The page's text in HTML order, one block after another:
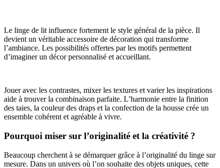
Le linge de lit influence fortement le style général de la pièce. Il
devient un véritable accessoire de décoration qui transforme
l’ambiance. Les possibilités offertes par les motifs permettent
d’imaginer un décor personnalisé et accueillant.
Jouer avec les contrastes, mixer les textures et varier les inspirations
aide à trouver la combinaison parfaite. L’harmonie entre la finition
des taies, la couleur des draps et la confection de la housse crée un
ensemble cohérent et agréable à vivre.
Pourquoi miser sur l’originalité et la créativité ?
Beaucoup cherchent à se démarquer grâce à l’originalité du linge sur
mesure. Dans un univers où l’on souhaite des objets uniques, cette